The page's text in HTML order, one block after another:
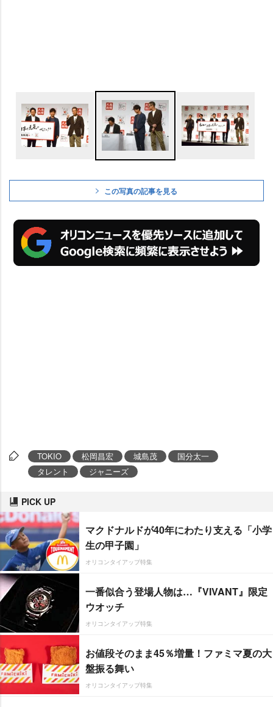
この写真の記事を見る
TOKIO 松岡昌宏 城島茂
国分太一
タレント
ジャニーズ
PICK UP
マクドナルドが40年にわたり支える「小学
生の甲子園」
オリコンタイアップ特集
一番似合う登場人物は…『VIVANT』限定
ウオッチ
オリコンタイアップ特集
お値段そのまま45％増量！ファミマ夏の大
盤振る舞い
オリコンタイアップ特集